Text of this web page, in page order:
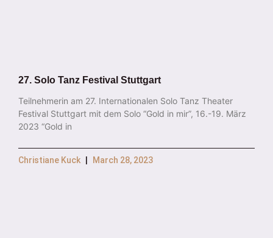
27. Solo Tanz Festival Stuttgart
Teilnehmerin am 27. Internationalen Solo Tanz Theater
Festival Stuttgart mit dem Solo “Gold in mir”, 16.-19. März
2023 “Gold in
Christiane Kuck March 28, 2023